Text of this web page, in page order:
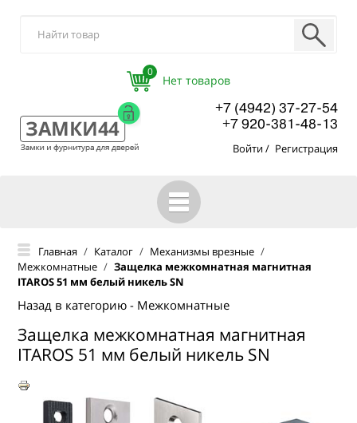
0
+7 (4942) 37-27-54
+7 920-381-48-13
Войти/ Регистрация
ГЛАВНАЯ
КАТАЛОГ
О КОМПАНИИ
ОПТОВЫМ ПОКУПАТЕЛЯМ
ГДЕ КУПИТЬ
КОНТАКТЫ
Главная / Каталог / Механизмы врезные /
Межкомнатные / Защелка межкомнатная магнитная
ITAROS 51 мм белый никель SN
Назад в категорию - Межкомнатные
Защелка межкомнатная магнитная
ITAROS 51 мм белый никель SN